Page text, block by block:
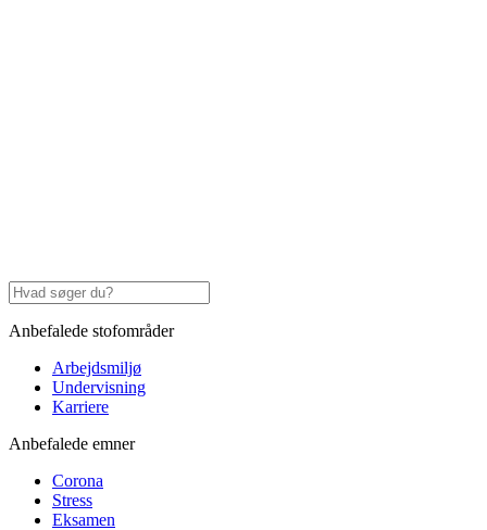
Anbefalede stofområder
Arbejdsmiljø
Undervisning
Karriere
Anbefalede emner
Corona
Stress
Eksamen